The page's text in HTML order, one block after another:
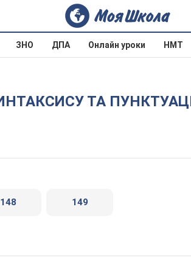
ЗНО ДПА Онлайн уроки НМТ
148 149